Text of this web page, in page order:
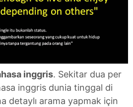
inggris. Sekitar dua per
inggris dunia tinggal di
detaylı arama yapmak için